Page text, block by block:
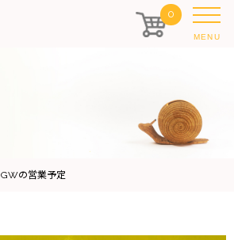
0
MENU
GWの営業予定